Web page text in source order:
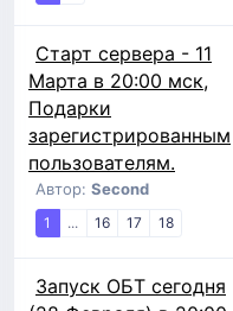
Старт сервера - 11
Марта в 20:00 мск,
Подарки
зарегистрированным
пользователям.
Автор: Second
1 ... 16 17 18
Запуск ОБТ сегодня